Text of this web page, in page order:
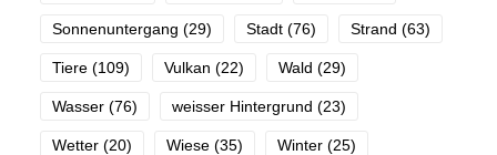
Sonnenuntergang (29) Stadt (76) Strand (63)
Tiere (109) Vulkan (22) Wald (29)
Wasser (76) weisser Hintergrund (23)
Wetter (20) Wiese (35) Winter (25)